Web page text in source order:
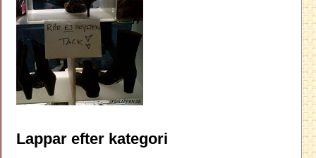
Lappar efter kategori